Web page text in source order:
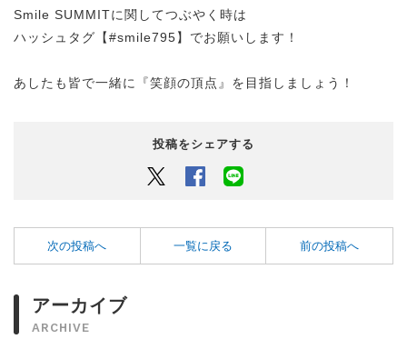
Smile SUMMITに関してつぶやく時は
ハッシュタグ【#smile795】でお願いします！
あしたも皆で一緒に『笑顔の頂点』を目指しましょう！
投稿をシェアする
Twitter Facebook
次の投稿へ 一覧に戻る 前の投稿へ
アーカイブ
ARCHIVE